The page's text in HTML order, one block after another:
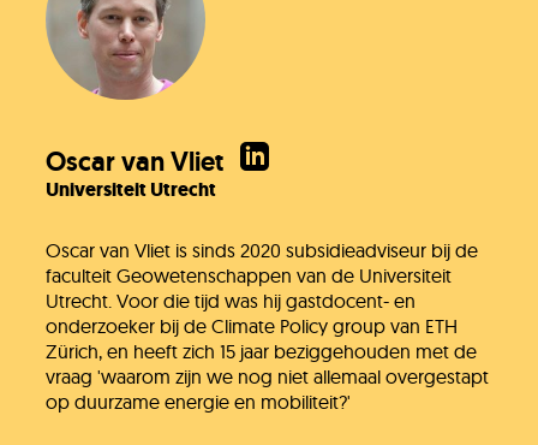
Oscar van Vliet
Universiteit Utrecht
Oscar van Vliet is sinds 2020 subsidieadviseur bij de
faculteit Geowetenschappen van de Universiteit
Utrecht. Voor die tijd was hij gastdocent- en
onderzoeker bij de Climate Policy group van ETH
Zürich, en heeft zich 15 jaar beziggehouden met de
vraag 'waarom zijn we nog niet allemaal overgestapt
op duurzame energie en mobiliteit?'